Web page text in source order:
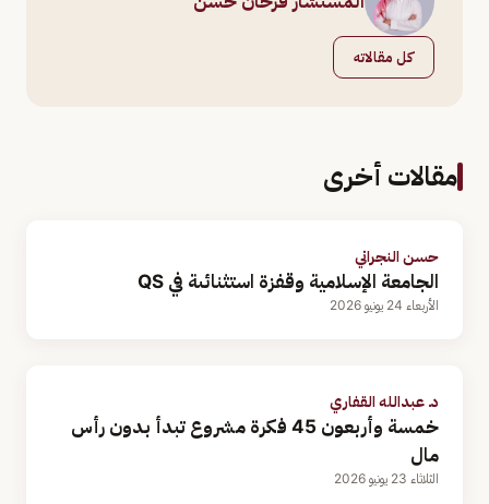
كل مقالاته
مقالات أخرى
حسن النجراني
الجامعة الإسلامية وقفزة استثنائىة في QS
الأربعاء 24 يونيو 2026
د. عبدالله القفاري
خمسة وأربعون 45 فكرة مشروع تبدأ بدون رأس
مال
الثلاثاء 23 يونيو 2026